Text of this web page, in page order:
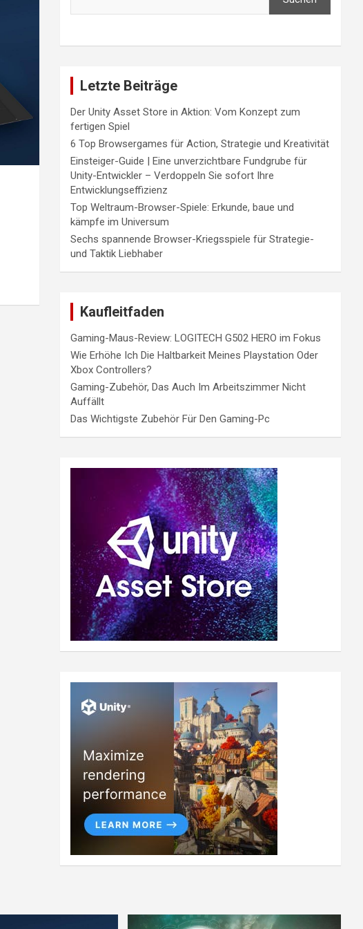
Letzte Beiträge
Der Unity Asset Store in Aktion: Vom Konzept zum
fertigen Spiel
6 Top Browsergames für Action, Strategie und Kreativität
Einsteiger-Guide | Eine unverzichtbare Fundgrube für
Unity-Entwickler – Verdoppeln Sie sofort Ihre
Entwicklungseffizienz
Top Weltraum-Browser-Spiele: Erkunde, baue und
kämpfe im Universum
Sechs spannende Browser-Kriegsspiele für Strategie-
und Taktik Liebhaber
Kaufleitfaden
Gaming-Maus-Review: LOGITECH G502 HERO im Fokus
Wie Erhöhe Ich Die Haltbarkeit Meines Playstation Oder
Xbox Controllers?
Gaming-Zubehör, Das Auch Im Arbeitszimmer Nicht
Auffällt
Das Wichtigste Zubehör Für Den Gaming-Pc